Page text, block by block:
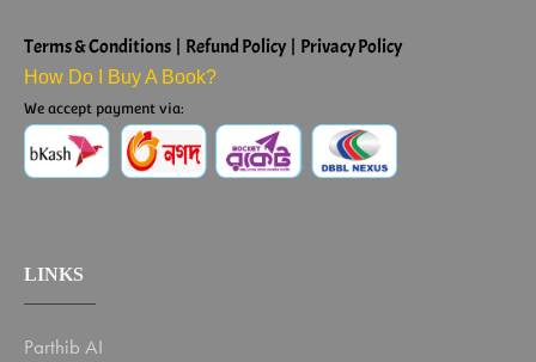
Terms & Conditions | Refund Policy | Privacy Policy
How Do I Buy A Book?
We accept payment via:
LINKS
Parthib AI